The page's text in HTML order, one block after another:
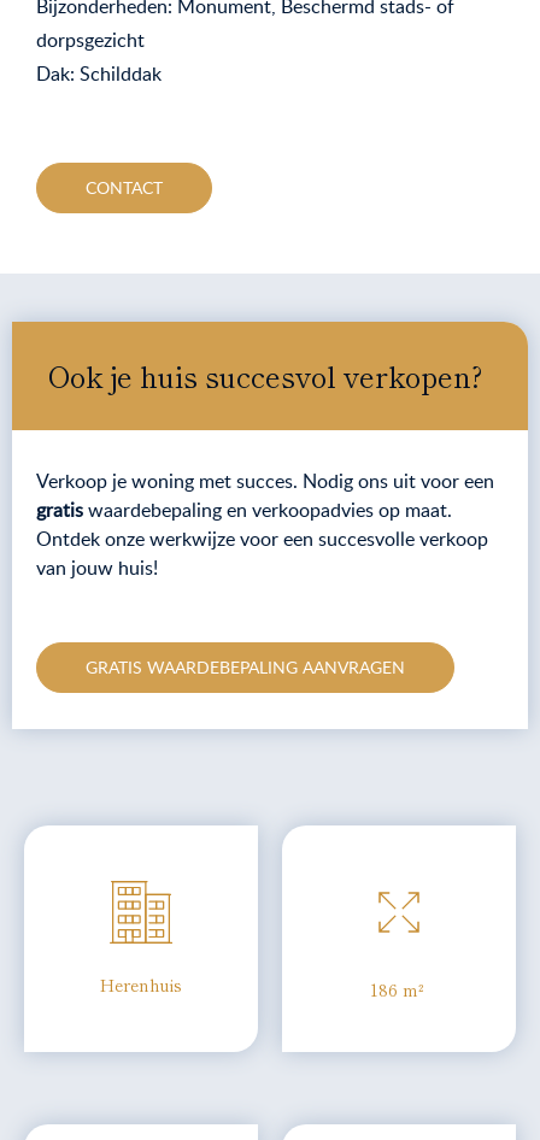
Bijzonderheden: Monument, Beschermd stads- of
dorpsgezicht
Dak: Schilddak
CONTACT
Herenhuis 186 m²
Ook je huis succesvol verkopen?
Verkoop je woning met succes. Nodig ons uit voor een
gratiswaardebepaling en verkoopadvies op maat.
Ontdek onze werkwijze voor een succesvolle verkoop
van jouw huis!
GRATIS WAARDEBEPALING AANVRAGEN